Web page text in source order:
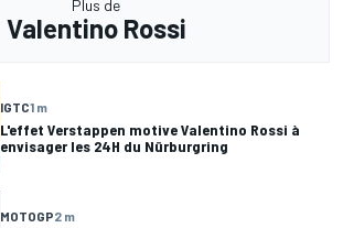
Plus de
Valentino Rossi
IGTC1 m
L'effet Verstappen motive Valentino Rossi à
envisager les 24H du Nürburgring
MOTOGP2 m